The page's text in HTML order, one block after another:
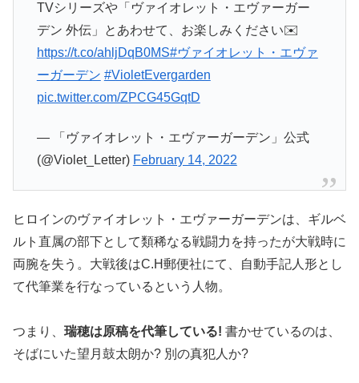
TVシリーズや「ヴァイオレット・エヴァーガー
デン 外伝」とあわせて、お楽しみください✉️
https://t.co/ahljDqB0MS#ヴァイオレット・エヴァ
ーガーデン #VioletEvergarden
pic.twitter.com/ZPCG45GqtD
— 「ヴァイオレット・エヴァーガーデン」公式
(@Violet_Letter) February 14, 2022
ヒロインのヴァイオレット・エヴァーガーデンは、ギルベ
ルト直属の部下として類稀なる戦闘力を持ったが大戦時に
両腕を失う。大戦後はC.H郵便社にて、自動手記人形とし
て代筆業を行なっているという人物。
つまり、 瑞穂は原稿を代筆している! 書かせているのは、
そばにいた望月鼓太朗か? 別の真犯人か?